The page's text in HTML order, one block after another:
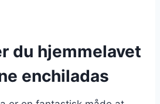
du hjemmelavet
enchiladas